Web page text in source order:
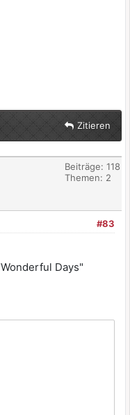
Zitieren
Beiträge: 118
Themen: 2
#83
Days"